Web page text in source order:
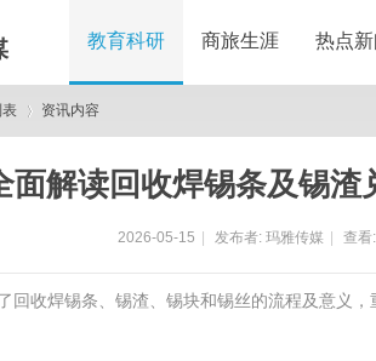
教育科研 商旅生涯 热点
表 资讯内容
面解读回收焊锡条及锡渣
2026-05-15 发布者: 玛雅传媒 查
回收焊锡条、锡渣、锡块和锡丝的流程及意义